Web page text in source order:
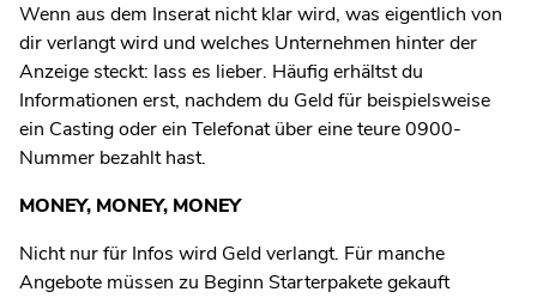
Wenn aus dem Inserat nicht klar wird, was eigentlich von
dir verlangt wird und welches Unternehmen hinter der
Anzeige steckt: lass es lieber. Häufig erhältst du
Informationen erst, nachdem du Geld für beispielsweise
ein Casting oder ein Telefonat über eine teure 0900-
Nummer bezahlt hast.
MONEY, MONEY, MONEY
Nicht nur für Infos wird Geld verlangt. Für manche
Angebote müssen zu Beginn Starterpakete gekauft